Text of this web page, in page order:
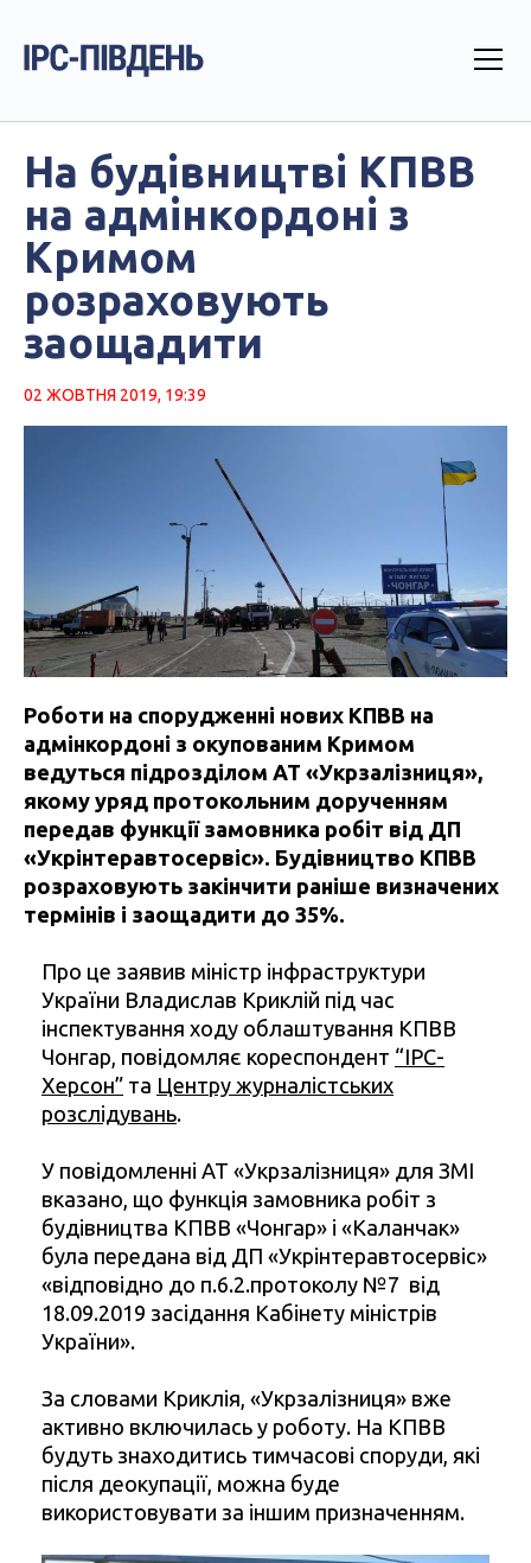
На будівництві КПВВ
на адмінкордоні з
Кримом
розраховують
заощадити
02 ЖОВТНЯ 2019, 19:39
Роботи на спорудженні нових КПВВ на
адмінкордоні з окупованим Кримом
ведуться підрозділом АТ «Укрзалізниця»,
якому уряд протокольним дорученням
передав функції замовника робіт від ДП
«Укрінтеравтосервіс». Будівництво КПВВ
розраховують закінчити раніше визначених
термінів і заощадити до 35%.
Про це заявив міністр інфраструктури
України Владислав Криклій під час
інспектування ходу облаштування КПВВ
Чонгар, повідомляє кореспондент “IРС-
Херсон” та Центру журналістських
розслідувань.
У повідомленні АТ «Укрзалізниця» для ЗМІ
вказано, що функція замовника робіт з
будівництва КПВВ «Чонгар» і «Каланчак»
була передана від ДП «Укрінтеравтосервіс»
«відповідно до п.6.2.протоколу №7 від
18.09.2019 засідання Кабінету міністрів
України».
За словами Криклія, «Укрзалізниця» вже
активно включилась у роботу. На КПВВ
будуть знаходитись тимчасові споруди, які
після деокупації, можна буде
використовувати за іншим призначенням.